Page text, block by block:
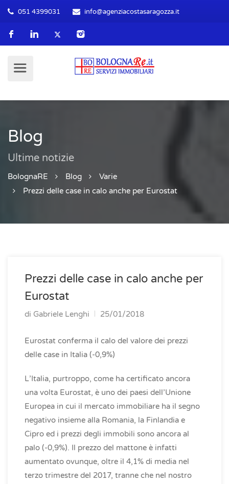
051 4399031 info@agenziacostasaragozza.it
Blog
Ultime notizie
BolognaRE Blog
Varie
Prezzi delle case in calo anche per Eurostat
Prezzi delle case in calo anche per
Eurostat
di Gabriele Lenghi 25/01/2018
Eurostat conferma il calo del valore dei prezzi
delle case in Italia (-0,9%)
L’Italia, purtroppo, come ha certificato ancora
una volta Eurostat, è uno dei paesi dell’Unione
Europea in cui il mercato immobiliare ha il segno
negativo insieme alla Romania, la Finlandia e
Cipro ed i prezzi degli immobili sono ancora al
palo (-0,9%). Il prezzo del mattone è infatti
aumentato ovunque, oltre il 4,1% di media nel
terzo trimestre del 2017, tranne che nel nostro